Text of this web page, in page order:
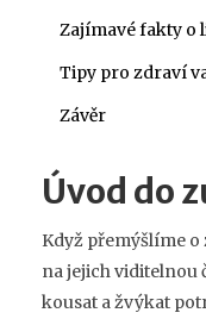
Zajímavé fakty o
Tipy pro zdraví
Závěr
Úvod do
Když přemýšlíme o
na jejich viditelnou
kousat a žvýkat